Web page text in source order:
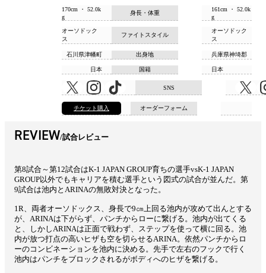
身長・体重
170cm ・ 52.0k
g
161cm ・ 52.0k
g
ファイトスタイル
オーソドック
ス
オーソドック
ス
出身地
石川県津幡町 兵庫県神埼郡
国籍
日本 日本
SNS
オーダーフォーム
チケット購入
REVIEW 試合レビュー
第8試合～第12試合はK-1 JAPAN GROUP育ちの選手vsK-1 JAPAN
GROUP以外でもキャリアを積む選手という図式の試合が並んだ。第
9試合は池内とARINAの無敗対決となった。
1R、両者オーソドックス、身長で9㎝上回る池内が攻めて出んとする
が、ARINAは下がらず、パンチからローに繋げる。池内が出てくる
と、しかしARINAは正面で戦わず、ステップを使って横に回る。池
内が放つ打点の高いヒザも空を切らせるARINA。依然パンチからロ
ーのコンビネーションを池内に決める。先手で左右のフックで行く
池内はパンチをブロックされるがボディへのヒザを繋げる。